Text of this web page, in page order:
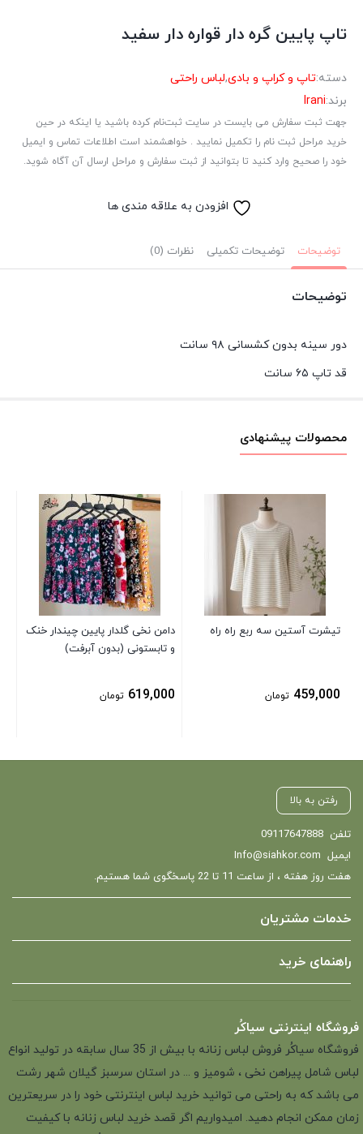
تاپ پایین گره دار قواره دار سفید
دسته:تاپ و کراپ و بادی,لباس راحتی
برند:Irani
جهت ثبت سفارش می بایست در سایت ثبت‌نام کرده باشید یا اینکه در حین
خرید مراحل ثبت نام را تکمیل نمایید . خواهشمند است اطلاعات تماس و ایمیل
خود را صحیح وارد کنید تا بتوانید از ثبت سفارش و مراحل ارسال آن آگاه شوید.
افزودن به علاقه مندی ها
توضیحات توضیحات تکمیلی نظرات (0)
توضیحات
دور سینه بدون کشسانی ۹۸ سانت
قد تاپ ۶۵ سانت
محصولات پیشنهادی
تیشرت آستین سه ربع راه راه
459,000 تومان
دامن نخی گلدار پایین چیندار خنک
و تابستونی (بدون آبرفت)
619,000 تومان
رفتن به بالا
تلفن 09117647888
ایمیل Info@siahkor.com
هفت روز هفته ، از ساعت 11 تا 22 پاسخگوی شما هستیم.
خدمات مشتریان
راهنمای خرید
فروشگاه اینترنتی سیاکُر
فروشگاه سیاکُر فروش لباس زنانه با بیش از 35 سال سابقه در تولید انواع
لباس شامل پیراهن نخی ، شومیز و ... در استان سرسبز گیلان شهر رشت
می باشد که به راحتی می توانید خرید لباس اینترنتی خود را در سریعترین
زمان ممکن انجام دهید. امیدواریم اگر قصد خرید لباس زنانه با کیفیت